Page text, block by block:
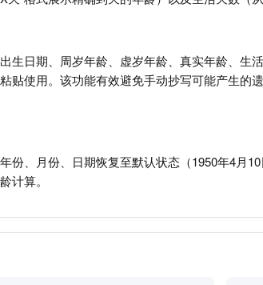
生日期、周岁年龄、虚岁年龄、真实年龄、生
贴使用。该功能有效避免手动抄写可能产生的
、月份、日期恢复至默认状态（1950年4月
计算。